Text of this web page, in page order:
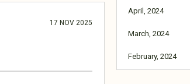
17 NOV 2025
April, 2024
March, 2024
February, 2024